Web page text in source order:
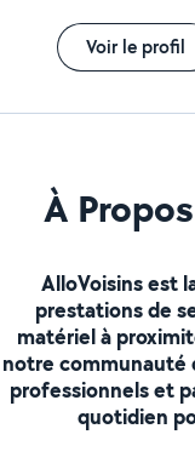
Voir le profil
À
AlloVoisins est
prestations de
matériel à
notre communauté
professionnels et
quotidien